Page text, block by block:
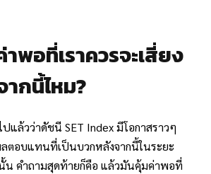
พอที่เราควรจะเสี่ยง
กนี้ไหม?
ปแล้วว่าดัชนี SET Index มีโอกาสราวๆ
ตอบแทนที่เป็นบวกหลังจากนี้ในระยะ
น คำถามสุดท้ายก็คือ แล้วมันคุ้มค่าพอที่